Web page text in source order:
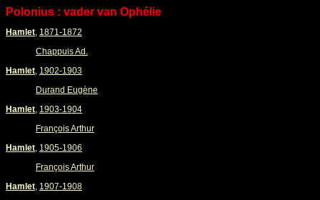
Polonius : vader van Ophélie
Hamlet, 1871-1872
Chappuis Ad.
Hamlet, 1902-1903
Durand Eugène
Hamlet, 1903-1904
François Arthur
Hamlet, 1905-1906
François Arthur
Hamlet, 1907-1908